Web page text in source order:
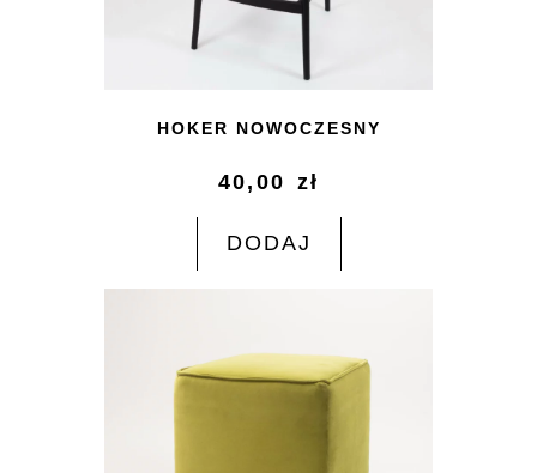
HOKER NOWOCZESNY
40,00 zł
DODAJ